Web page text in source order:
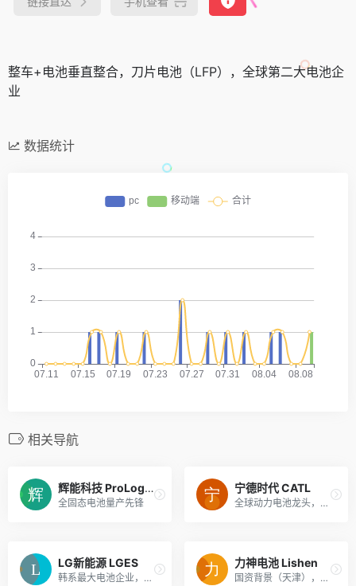
整车+电池垂直整合，刀片电池（LFP），全球第二大电池企
业
数据统计
相关导航
辉能科技 ProLogium
全固态电池量产先锋
宁德时代 CATL
全球动力电池龙头，连续9年全球第一，覆盖三元/铁锂/钠电/固态全技术路线
LG新能源 LGES
韩系最大电池企业，配套通用/现代/特斯拉
力神电池 Lishen
国资背景（天津），锁定商用车+大型储能赛道